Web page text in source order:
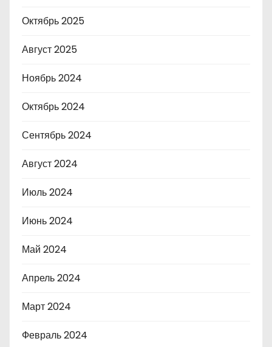
Октябрь 2025
Август 2025
Ноябрь 2024
Октябрь 2024
Сентябрь 2024
Август 2024
Июль 2024
Июнь 2024
Май 2024
Апрель 2024
Март 2024
Февраль 2024